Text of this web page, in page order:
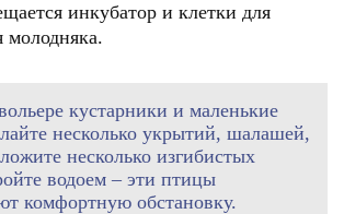
инкубатор и клетки для
молодняка.
кустарники и маленькие
несколько укрытий, шалашей,
несколько изгибистых
водоем – эти птицы
комфортную обстановку.